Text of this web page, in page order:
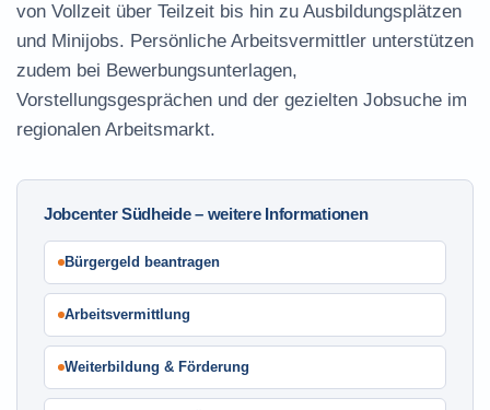
von Vollzeit über Teilzeit bis hin zu Ausbildungsplätzen
und Minijobs. Persönliche Arbeitsvermittler unterstützen
zudem bei Bewerbungsunterlagen,
Vorstellungsgesprächen und der gezielten Jobsuche im
regionalen Arbeitsmarkt.
Jobcenter Südheide – weitere Informationen
Bürgergeld beantragen
Arbeitsvermittlung
Weiterbildung & Förderung